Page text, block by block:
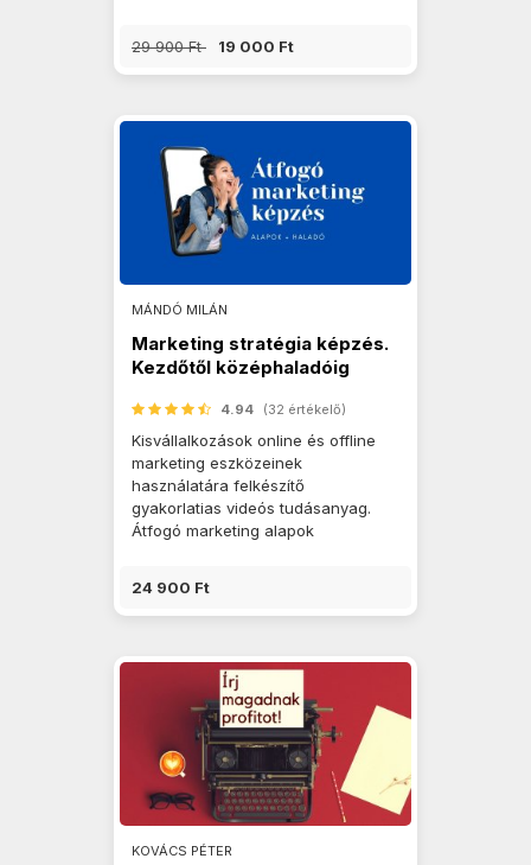
29 900 Ft 19 000 Ft
MÁNDÓ MILÁN
Marketing stratégia képzés.
Kezdőtől középhaladóig
4.94 (32 értékelő)
Kisvállalkozások online és offline
marketing eszközeinek
használatára felkészítő
gyakorlatias videós tudásanyag.
Átfogó marketing alapok
24 900 Ft
KOVÁCS PÉTER